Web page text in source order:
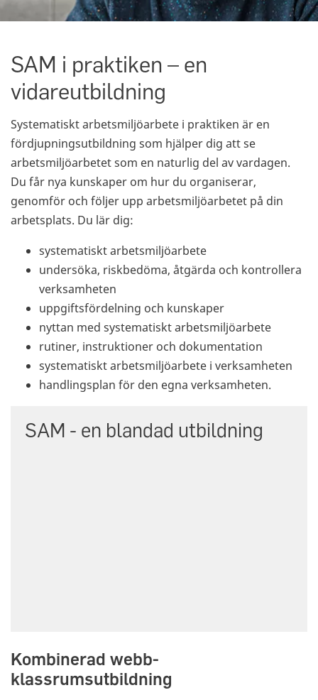
SAM i praktiken – en
vidareutbildning
Systematiskt arbetsmiljöarbete i praktiken är en
fördjupningsutbildning som hjälper dig att se
arbetsmiljöarbetet som en naturlig del av vardagen.
Du får nya kunskaper om hur du organiserar,
genomför och följer upp arbetsmiljöarbetet på din
arbetsplats. Du lär dig:
systematiskt arbetsmiljöarbete
undersöka, riskbedöma, åtgärda och kontrollera
verksamheten
uppgiftsfördelning och kunskaper
nyttan med systematiskt arbetsmiljöarbete
rutiner, instruktioner och dokumentation
systematiskt arbetsmiljöarbete i verksamheten
handlingsplan för den egna verksamheten.
SAM - en blandad utbildning
Kombinerad webb-
klassrumsutbildning